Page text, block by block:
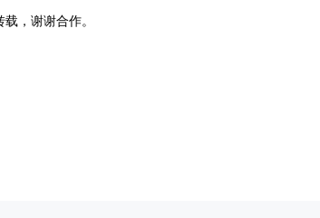
，谢谢合作。